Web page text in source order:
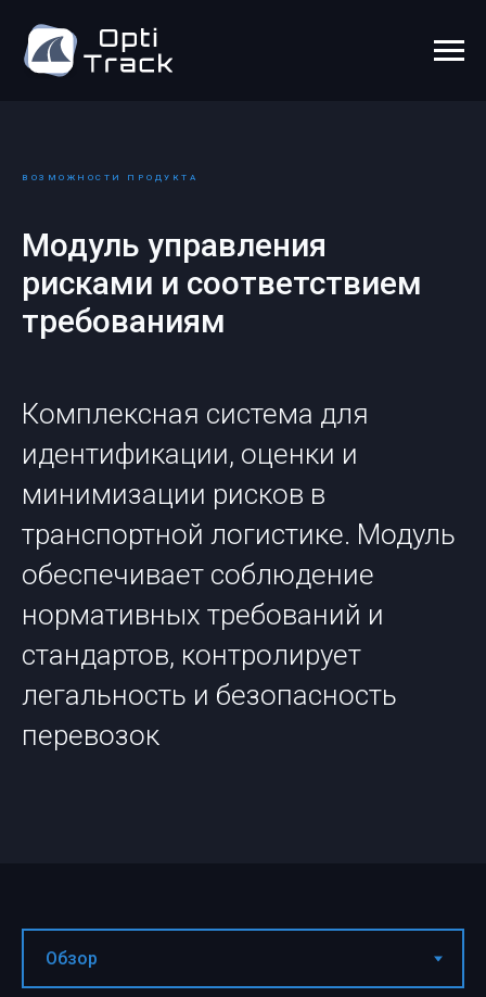
ВОЗМОЖНОСТИ ПРОДУКТА
Модуль управления
рисками и соответствием
требованиям
Комплексная система для
идентификации, оценки и
минимизации рисков в
транспортной логистике. Модуль
обеспечивает соблюдение
нормативных требований и
стандартов, контролирует
легальность и безопасность
перевозок